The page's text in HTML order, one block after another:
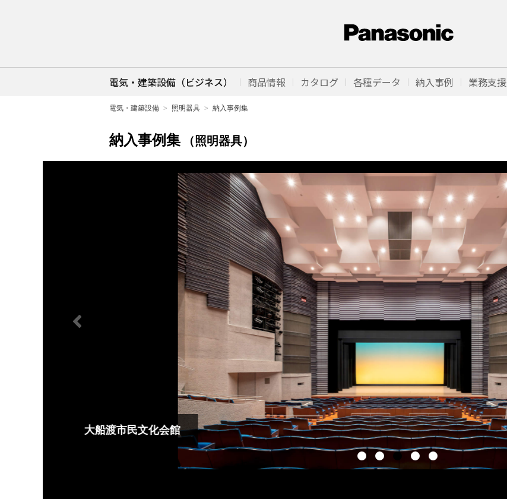
電気・建築設備（ビジネス） 商品情報 カタログ 各種データ 納入事例 業務支援
電気・建築設備 照明器具 納入事例集
納入事例集 （照明器具）
大船渡市民文化会館